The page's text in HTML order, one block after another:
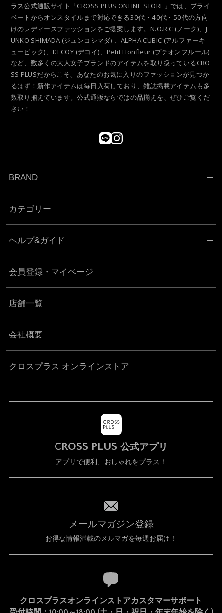
ラス公式通販サイト「CROSS PLUS ONLINE STORE」では、プライ
ベートからオンスタイルまで対応できる30代・40代・50代の方向
けのレディースファッションをご提案します。N.O.R.C (ノーク)、J
UNKO SHIMADA (ジュンコシマダ) 、ALPHA CUBIC (アルファーキ
ュービック)、DECOY (デコイ)、Petit Honfleur (プチオンフルール)
など、数多くの大人女子ブランドのアイテムを取り扱っているCRO
SS PLUSだからこそ、あなたのお気に入りのファッションが見つか
るはず！新作アイテムは毎日入荷しており、雑誌掲載アイテムも多
数取り揃えています。公式通販ならではの品揃えを、ぜひご覧くだ
さい！
BRAND
カテゴリー
ヘルプ&ガイド
会員登録・マイページ
店舗一覧
会社概要
クロスプラス オンラインストア
CROSS PLUS 公式アプリ
アプリで便利、おしゃれをプラス！
メールマガジン登録
お得な情報満載のメルマガを毎週お届け！
クロスプラスオンラインストアカスタマーサポート